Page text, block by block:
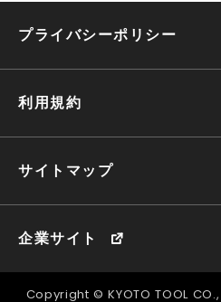
プライバシーポリシー
利用規約
サイトマップ
企業サイト
Copyright © KYOTO TOOL